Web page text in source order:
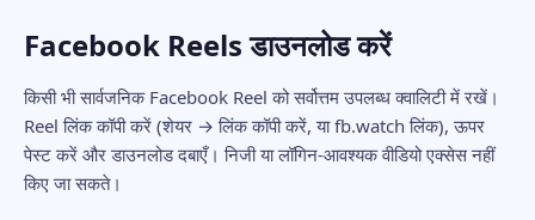
Facebook Reels डाउनलोड करें
किसी भी सार्वजनिक Facebook Reel को सर्वोत्तम उपलब्ध क्वालिटी में रखें।
Reel लिंक कॉपी करें (शेयर → लिंक कॉपी करें, या fb.watch लिंक), ऊपर
पेस्ट करें और डाउनलोड दबाएँ। निजी या लॉगिन-आवश्यक वीडियो एक्सेस नहीं
किए जा सकते।